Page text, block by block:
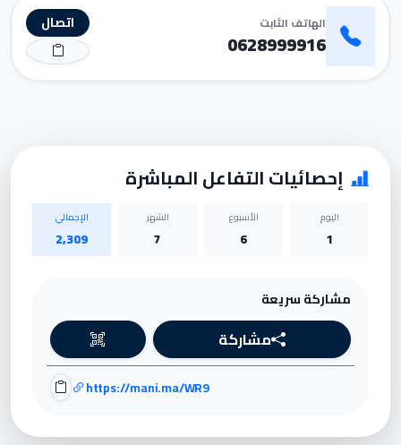
الهاتف الثابت
0628999916
اتصال
إحصائيات التفاعل المباشرة
اليوم
1
الأسبوع
6
الشهر
7
الإجمالي
2,309
مشاركة سريعة
مشاركة
https://mani.ma/WR9